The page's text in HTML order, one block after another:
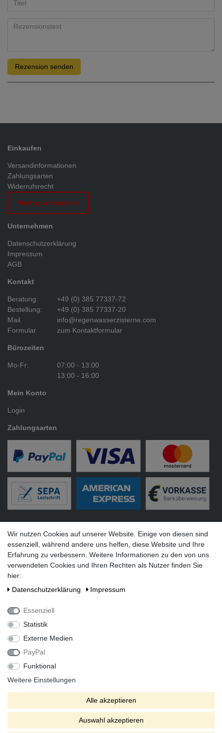
Rezension senden
Einkaufen
Versandinformationen
Zahlungsarten
Widerrufsrecht
Vertrag widerrufen
Unternehmen
Datenschutzerklärung
Impressum
AGB
Kontakt
Beratung:
+49 (0) 385 77337-72
Bestellung:
+49 (0) 385 77337-20
Mail.
info@regenwasserzisterne.com
Formular
zum Kontaktformular
Bürozeiten
Mo-Fr:
07:00 - 13:00
13:00 - 16:00
Mein Konto
Login
Zahlungsarten
Social Media
Alle Preise inkl. gesetzlicher Mehrwertsteuer zzgl. Versandkosten
bei Lieferung ins Ausland.
* Die verkauften Stückzahlen beziehen sich auf Verkäufe in
unseren Shops und Marktplätzen.
** Der kostenlose Versand erfolgt ausschließlich innerhalb des
deutschen Festlandes ohne Inseln.
Wir nutzen Cookies auf unserer Website. Einige von diesen sind
essenziell, während andere uns helfen, diese Website und Ihre
Erfahrung zu verbessern. Weitere Informationen zu den von uns
verwendeten Cookies und Ihren Rechten als Nutzer finden Sie
hier:
Daten­schutz­erklärung
Impressum
Essenziell
Statistik
Externe Medien
PayPal
Funktional
Weitere Einstellungen
Alle akzeptieren
Auswahl akzeptieren